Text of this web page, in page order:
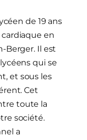
de 19 ans
en
Berger. Il est
qui se
et sous les
Cet
toute la
société.
a